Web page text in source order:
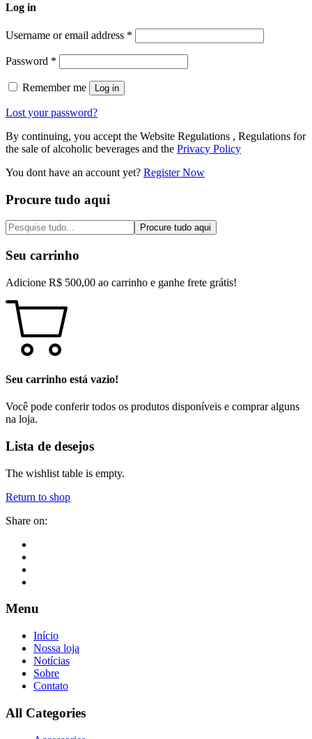
Log in
Username or email address *
Password *
Remember me Log in
Lost your password?
By continuing, you accept the Website Regulations , Regulations for
the sale of alcoholic beverages and the Privacy Policy
You dont have an account yet? Register Now
Procure tudo aqui
Procure tudo aqui
Seu carrinho
Adicione R$ 500,00 ao carrinho e ganhe frete grátis!
Seu carrinho está vazio!
Você pode conferir todos os produtos disponíveis e comprar alguns
na loja.
Lista de desejos
The wishlist table is empty.
Return to shop
Share on:
Menu
Início
Nossa loja
Notícias
Sobre
Contato
All Categories